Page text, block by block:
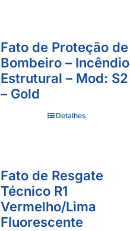
Fato de Proteção de
Bombeiro – Incêndio
Estrutural – Mod: S2
– Gold
Detalhes
Fato de Resgate
Técnico R1
Vermelho/Lima
Fluorescente